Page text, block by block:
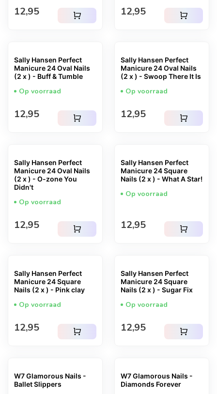
Normale prijs
12,95 shopping_cart Normale prijs
12,95 shopping_cart
Sally Hansen Perfect
Manicure 24 Oval Nails
(2 x ) - Buff & Tumble
Op voorraad
Normale prijs
12,95 shopping_cart
Sally Hansen Perfect
Manicure 24 Oval Nails
(2 x ) - Swoop There It Is
Op voorraad
Normale prijs
12,95 shopping_cart
Sally Hansen Perfect
Manicure 24 Oval Nails
(2 x ) - O-zone You
Didn't
Op voorraad
Normale prijs
12,95 shopping_cart
Sally Hansen Perfect
Manicure 24 Square
Nails (2 x ) - What A Star!
Op voorraad
Normale prijs
12,95 shopping_cart
Sally Hansen Perfect
Manicure 24 Square
Nails (2 x ) - Pink clay
Op voorraad
Normale prijs
12,95 shopping_cart
Sally Hansen Perfect
Manicure 24 Square
Nails (2 x ) - Sugar Fix
Op voorraad
Normale prijs
12,95 shopping_cart
W7 Glamorous Nails -
Ballet Slippers
W7 Glamorous Nails -
Diamonds Forever